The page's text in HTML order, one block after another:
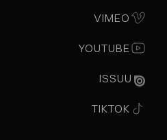
VIMEO
YOUTUBE
ISSUU
TIKTOK